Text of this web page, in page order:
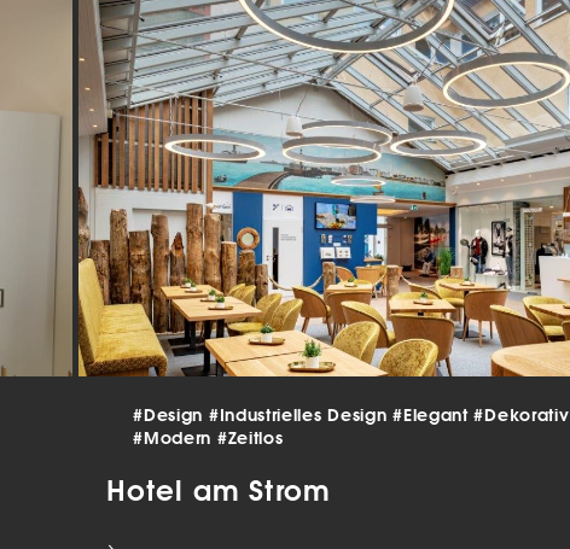
#Design #Industrielles Design#Elegant#Dekorativ
#Modern #Zeitlos
Hotel am Strom
(z. B. IP-Adressen), z. B. für personalisierte Anzeigen und
und Inhaltsmessung. Weitere Informationen über
Ihrer Daten finden Sie in unsererDatenschutzerklärung.
Übersicht über alle verwendeten Cookies. Sie können
zu ganzen Kategorien geben oder sich weitere
lassen und so nur bestimmte Cookies auswählen.
speichern
Zurück
ermöglichen grundlegende Funktionen und sind für die
der Website erforderlich.
Statistiken
Besucher unsere Website nutzen.